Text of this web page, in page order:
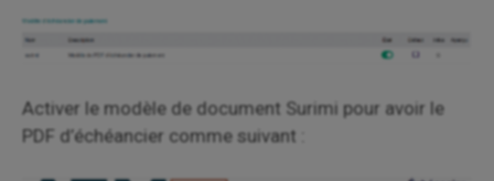
Activer le modèle de document Surimi pour avoir le
PDF d’échéancier comme suivant :